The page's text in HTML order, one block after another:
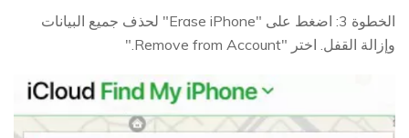
الخطوة 3: اضغط على "Erase iPhone" لحذف جميع البيانات
وإزالة القفل. اختر "Remove from Account."